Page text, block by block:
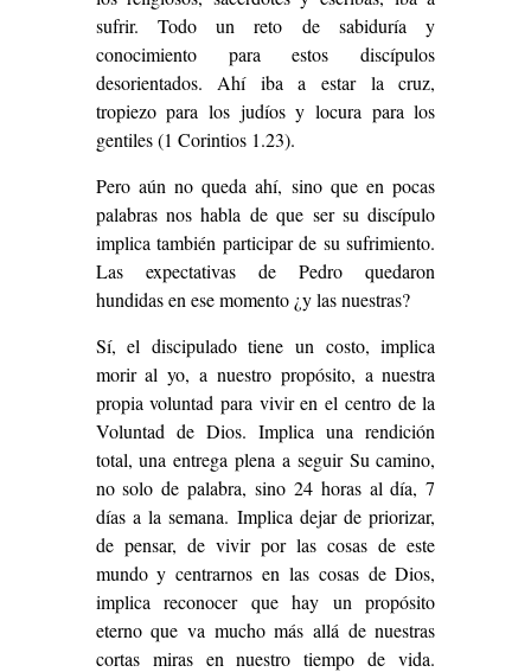
sufrir. Todo un reto de sabiduría y
conocimiento para estos discípulos
desorientados. Ahí iba a estar la cruz,
tropiezo para los judíos y locura para los
gentiles (1 Corintios 1.23).
Pero aún no queda ahí, sino que en pocas
palabras nos habla de que ser su discípulo
implica también participar de su sufrimiento.
Las expectativas de Pedro quedaron
hundidas en ese momento ¿y las nuestras?
Sí, el discipulado tiene un costo, implica
morir al yo, a nuestro propósito, a nuestra
propia voluntad para vivir en el centro de la
Voluntad de Dios. Implica una rendición
total, una entrega plena a seguir Su camino,
no solo de palabra, sino 24 horas al día, 7
días a la semana. Implica dejar de priorizar,
de pensar, de vivir por las cosas de este
mundo y centrarnos en las cosas de Dios,
implica reconocer que hay un propósito
eterno que va mucho más allá de nuestras
cortas miras en nuestro tiempo de vida.